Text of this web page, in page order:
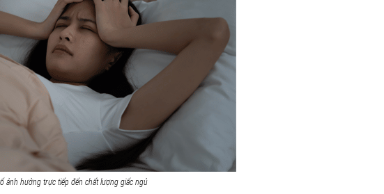
ảnh hưởng trực tiếp đến chất lượng giấc ngủ